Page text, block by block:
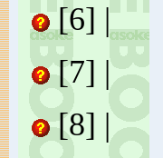
[6] |
[7] |
[8] |